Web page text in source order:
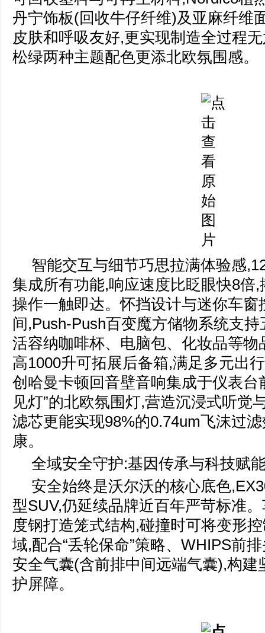
丹宁饰板(回收牛仔纤维)及亚麻纤维
皮肤和呼吸友好,更实现制造全过程
松绿两种主题配色更添北欧氛围感。
智能交互与细节巧思拉满体验感
集成所有功能,响应速度比眨眼快8倍
操作一触即达。怀挡设计与迷你车窗
间,Push-Push百变魔方储物系统支
活容纳咖啡杯、电脑包、化妆品等物
高1000升可拓展后备箱,满足多元出
创哈曼卡顿回音壁音响集成于仪表台
见灯”的北欧氛围灯,营造沉浸式听觉
滤芯更能实现98%的0.74um飞沫过
康。
全域安全守护:基因传承与科技赋
安全始终是沃尔沃的核心底色
型SUV,仍延续品牌近百年严苛标准
度钢打造笼式结构,碰撞时可将变形
域,配合“丢轮保命”策略、WHIPS前
安全气囊(含前排中间远端气囊),构建
护屏障。